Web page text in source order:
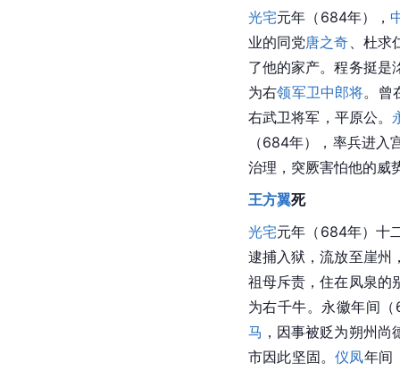
光宅元年（684年），
业的同党唐之奇 、杜
了他的家产。程务挺是
为右领军卫中郎将。曾
右武卫将军，平原公。
（684年），率兵进入
治理，突厥害怕他的威
王方翼死
光宅元年（684年）十
逮捕入狱，流放至崖州
祖母斥责，住在凤泉的
为右千牛。永徽年间
马 ，因事被贬为朔州
市因此坚固。仪凤年间